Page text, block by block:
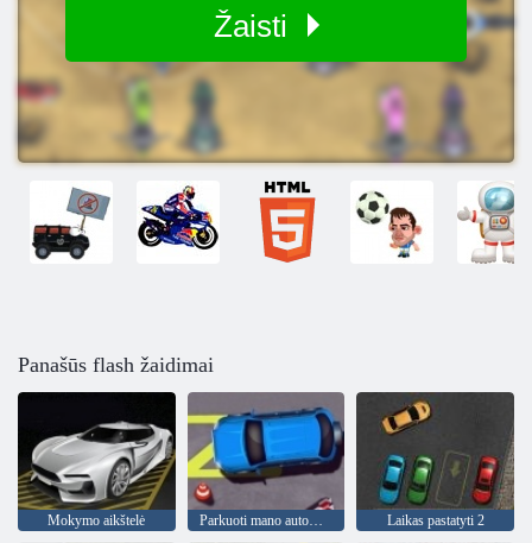
Žaisti
Panašūs flash žaidimai
Mokymo aikštelė Parkuoti mano automobilį 2 Laikas pastatyti 2